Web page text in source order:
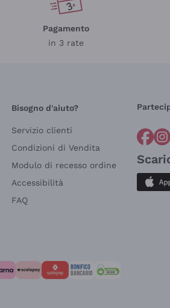
Pagamento
in 3 rate
Bisogno d'aiuto?
Servizio clienti
Condizioni di Vendita
Modulo di recesso ordine
Accessibilità
FAQ